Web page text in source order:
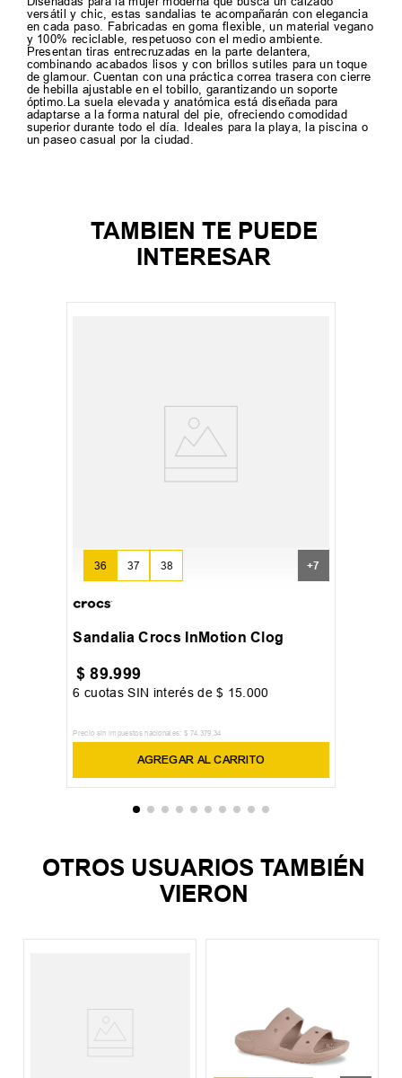
versátil y chic, estas sandalias te acompañarán con elegancia
en cada paso. Fabricadas en goma flexible, un material vegano
y 100% reciclable, respetuoso con el medio ambiente.
Presentan tiras entrecruzadas en la parte delantera,
combinando acabados lisos y con brillos sutiles para un toque
de glamour. Cuentan con una práctica correa trasera con cierre
de hebilla ajustable en el tobillo, garantizando un soporte
óptimo.La suela elevada y anatómica está diseñada para
adaptarse a la forma natural del pie, ofreciendo comodidad
superior durante todo el día. Ideales para la playa, la piscina o
un paseo casual por la ciudad.
TAMBIEN TE PUEDE
INTERESAR
36 37 38 +7
Sandalia Crocs InMotion Clog
$ 89.999
6 cuotas SIN interés de$ 15.000
Precio sin impuestos nacionales: $ 74.379 ,34
AGREGAR AL CARRITO
OTROS USUARIOS TAMBIÉN
VIERON